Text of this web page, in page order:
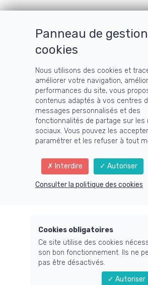
Découvrez
les plus
et abonnez-
notre chaine
ici.
Panneau de
cookies
Nous utilisons des cookies et
améliorer votre navigation,
performances du site, vous
contenus adaptés à vos centres
messages personnalisés et des
fonctionnalités de partage sur les
sociaux. Vous pouvez les
paramétrer et les refuser à tout
Interdire Autoriser
Consulter la politique des cookies
Cookies obligatoires
Ce site utilise des cookies
son bon fonctionnement. Ils ne
pas être désactivés.
Autoriser